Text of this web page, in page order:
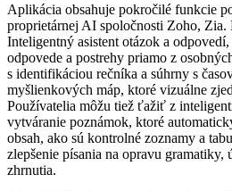
Aplikácia obsahuje pokročilé funkcie
proprietárnej AI spoločnosti Zoho,
Inteligentný asistent otázok a
odpovede a postrehy priamo z
s identifikáciou rečníka a súhrny s
myšlienkových máp, ktoré vizuálne
Používatelia môžu tiež ťažiť z
vytváranie poznámok, ktoré
obsah, ako sú kontrolné zoznamy a
zlepšenie písania na opravu gramatiky,
zhrnutia.